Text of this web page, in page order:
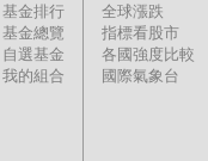
基金排行
基金總覽
自選基金
我的組合
全球漲跌
指標看股市
各國強度比較
國際氣象台